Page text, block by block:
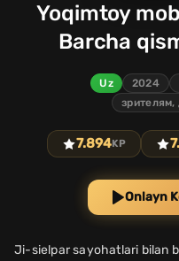
Yoqimtoy
Barcha
Uz 2024
зрителям,
7.894KP
Onlayn
Ji-sielpar sayohatlari bilan